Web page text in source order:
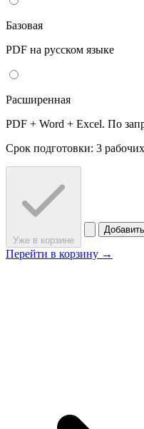
Базовая
PDF на русском языке
Расширенная
PDF + Word + Excel. По
Срок подготовки: 3
Уже в корзине
Перейти в корзину →